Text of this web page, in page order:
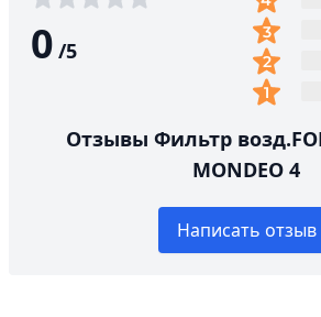
0 /5
Отзывы Фильтр
MONDEO 4
Написать отзыв